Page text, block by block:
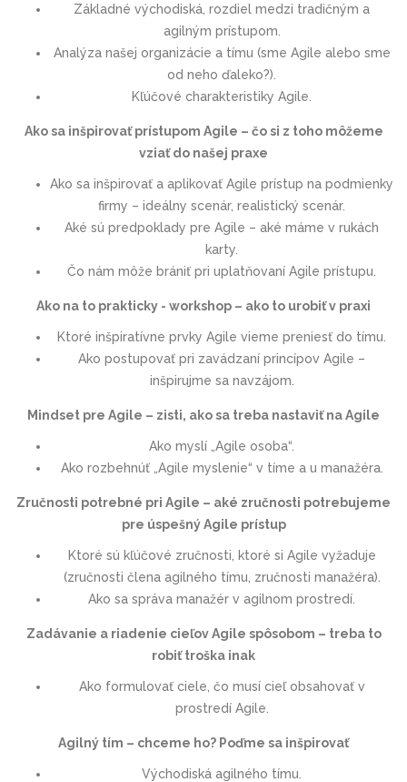
Základné východiská, rozdiel medzi tradičným a
agilným prístupom.
Analýza našej organizácie a tímu (sme Agile alebo sme
od neho ďaleko?).
Kľúčové charakteristiky Agile.
Ako sa inšpirovať prístupom Agile – čo si z toho môžeme
vziať do našej praxe
Ako sa inšpirovať a aplikovať Agile prístup na podmienky
firmy – ideálny scenár, realistický scenár.
Aké sú predpoklady pre Agile – aké máme v rukách
karty.
Čo nám môže brániť pri uplatňovaní Agile prístupu.
Ako na to prakticky - workshop – ako to urobiť v praxi
Ktoré inšpiratívne prvky Agile vieme preniesť do tímu.
Ako postupovať pri zavádzaní princípov Agile –
inšpirujme sa navzájom.
Mindset pre Agile – zisti, ako sa treba nastaviť na Agile
Ako myslí „Agile osoba“.
Ako rozbehnúť „Agile myslenie“ v tíme a u manažéra.
Zručnosti potrebné pri Agile – aké zručnosti potrebujeme
pre úspešný Agile prístup
Ktoré sú kľúčové zručnosti, ktoré si Agile vyžaduje
(zručnosti člena agilného tímu, zručnosti manažéra).
Ako sa správa manažér v agilnom prostredí.
Zadávanie a riadenie cieľov Agile spôsobom – treba to
robiť troška inak
Ako formulovať ciele, čo musí cieľ obsahovať v
prostredí Agile.
Agilný tím – chceme ho? Poďme sa inšpirovať
Východiská agilného tímu.